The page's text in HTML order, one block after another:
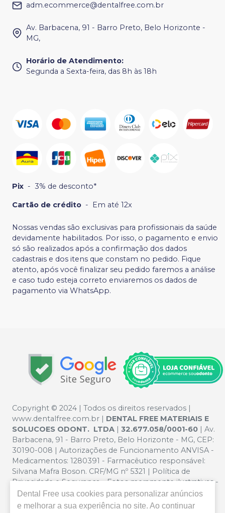
adm.ecommerce@dentalfree.com.br
Av. Barbacena, 91 - Barro Preto, Belo Horizonte -
MG,
Horário de Atendimento:
Segunda a Sexta-feira, das 8h às 18h
Pix - 3% de desconto*
Cartão de crédito - Em até 12x
Nossas vendas são exclusivas para profissionais da saúde
devidamente habilitados. Por isso, o pagamento e envio
só são realizados após a confirmação dos dados
cadastrais e dos itens que constam no pedido. Fique
atento, após você finalizar seu pedido faremos a análise
e caso tudo esteja correto enviaremos os dados de
pagamento via WhatsApp.
Copyright © 2024 | Todos os direitos reservados |
www.dentalfree.com.br | DENTAL FREE MATERIAIS E
SOLUCOES ODONT. LTDA
32.677.058/0001-60
| Av.
Barbacena, 91 - Barro Preto, Belo Horizonte - MG, CEP:
30190-008 | Autorizações de Funcionamento ANVISA -
Medicamentos: 1280391 - Farmacêutico responsável:
Silvana Mafra Boson. CRF/MG nº 5321 | Política de
Privacidade e Segurança - Fotos meramente ilustrativas -
Os preços e condições da loja virtual estão sujeitos a
alterações. Em caso de divergência de preços no site, o
Dental Free usa cookies para personalizar anúncios
e melhorar a sua experiência no site. Ao continuar